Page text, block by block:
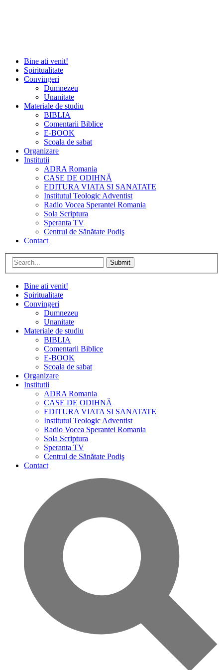
Bine ati venit!
Spiritualitate
Convingeri
Dumnezeu
Unanitate
Materiale de studiu
BIBLIA
Comentarii Biblice
E-BOOK
Scoala de sabat
Organizare
Institutii
ADRA Romania
CASE DE ODIHNĂ
EDITURA VIATA SI SANATATE
Institutul Teologic Adventist
Radio Vocea Sperantei Romania
Sola Scriptura
Speranta TV
Centrul de Sănătate Podiş
Contact
Submit
Bine ati venit!
Spiritualitate
Convingeri
Dumnezeu
Unanitate
Materiale de studiu
BIBLIA
Comentarii Biblice
E-BOOK
Scoala de sabat
Organizare
Institutii
ADRA Romania
CASE DE ODIHNĂ
EDITURA VIATA SI SANATATE
Institutul Teologic Adventist
Radio Vocea Sperantei Romania
Sola Scriptura
Speranta TV
Centrul de Sănătate Podiş
Contact